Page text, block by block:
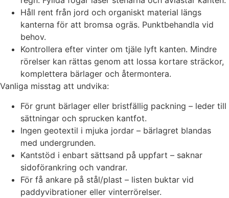
Håll rent från jord och organiskt material längs
kanterna för att bromsa ogräs. Punktbehandla vid
behov.
Kontrollera efter vinter om tjäle lyft kanten. Mindre
rörelser kan rättas genom att lossa kortare sträckor,
komplettera bärlager och återmontera.
Vanliga misstag att undvika:
För grunt bärlager eller bristfällig packning – leder till
sättningar och sprucken kantfot.
Ingen geotextil i mjuka jordar – bärlagret blandas
med undergrunden.
Kantstöd i enbart sättsand på uppfart – saknar
sidoförankring och vandrar.
För få ankare på stål/plast – listen buktar vid
paddyvibrationer eller vinterrörelser.